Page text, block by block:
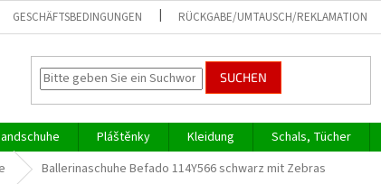
GESCHÄFTSBEDINGUNGEN RÜCKGABE/UMTAUSCH/REKLAMATION
SUCHEN
Pláštěnky Kleidung Schals, Tücher
Ballerinaschuhe Befado 114Y566 schwarz mit Zebras